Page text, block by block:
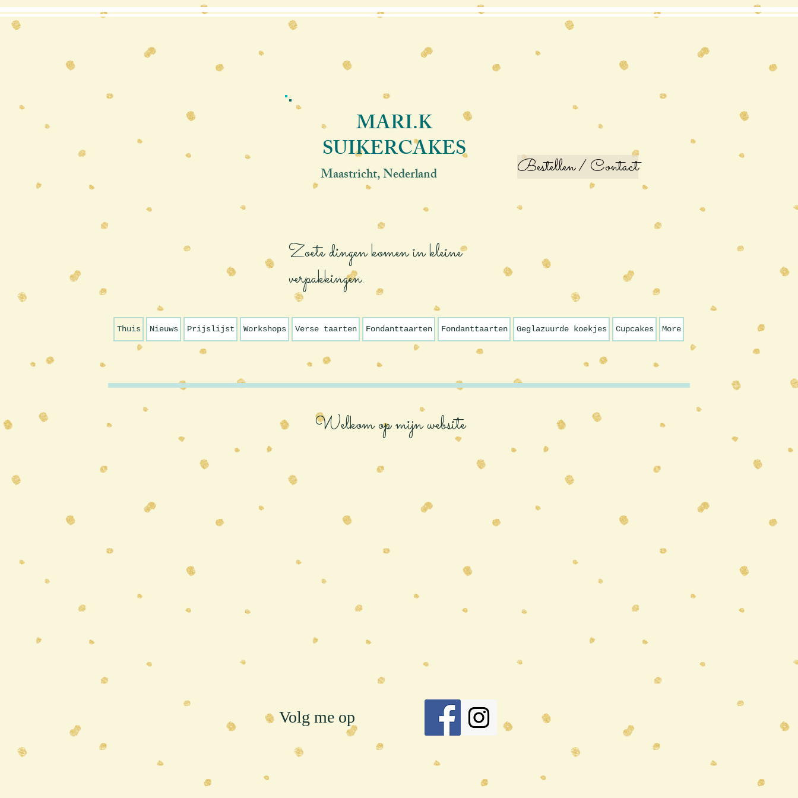
MARI.K
SUIKERCAKES
Maastricht, Nederland Bestellen / Contact
Zoete dingen komen in kleine
verpakkingen.
Thuis Nieuws Prijslijst Workshops Verse taarten Fondanttaarten Fondanttaarten Geglazuurde koekjes Cupcakes More
Welkom op mijn website
Volg me op